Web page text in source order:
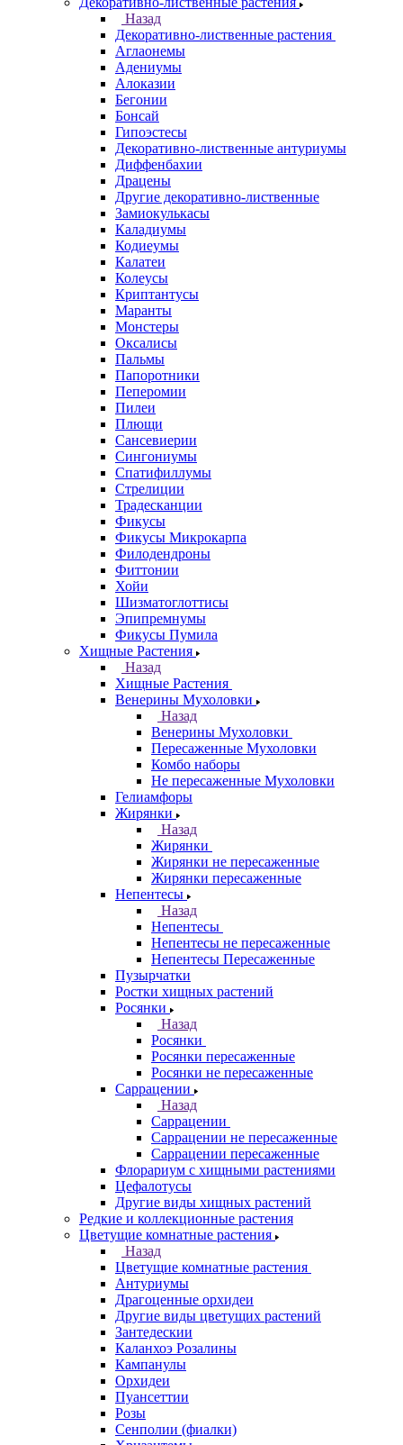
Назад
Декоративно-лиственные растения
Аглаонемы
Адениумы
Алоказии
Бегонии
Бонсай
Гипоэстесы
Декоративно-лиственные антуриумы
Диффенбахии
Драцены
Другие декоративно-лиственные
Замиокулькасы
Каладиумы
Кодиеумы
Калатеи
Колеусы
Криптантусы
Маранты
Монстеры
Оксалисы
Пальмы
Папоротники
Пеперомии
Пилеи
Плющи
Сансевиерии
Сингониумы
Спатифиллумы
Стрелиции
Традесканции
Фикусы
Фикусы Микрокарпа
Филодендроны
Фиттонии
Хойи
Шизматоглоттисы
Эпипремнумы
Фикусы Пумила
Хищные Растения
Назад
Хищные Растения
Венерины Мухоловки
Назад
Венерины Мухоловки
Пересаженные Мухоловки
Комбо наборы
Не пересаженные Мухоловки
Гелиамфоры
Жирянки
Назад
Жирянки
Жирянки не пересаженные
Жирянки пересаженные
Непентесы
Назад
Непентесы
Непентесы не пересаженные
Непентесы Пересаженные
Пузырчатки
Ростки хищных растений
Росянки
Назад
Росянки
Росянки пересаженные
Росянки не пересаженные
Саррацении
Назад
Саррацении
Саррацении не пересаженные
Саррацении пересаженные
Флорариум с хищными растениями
Цефалотусы
Другие виды хищных растений
Редкие и коллекционные растения
Цветущие комнатные растения
Назад
Цветущие комнатные растения
Антуриумы
Драгоценные орхидеи
Другие виды цветущих растений
Зантедескии
Каланхоэ Розалины
Кампанулы
Орхидеи
Пуансеттии
Розы
Сенполии (фиалки)